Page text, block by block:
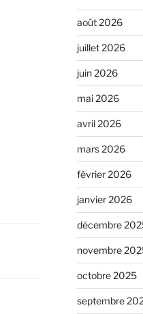
août 2026
juillet 2026
juin 2026
mai 2026
avril 2026
mars 2026
février 2026
janvier 2026
décembre
novembre
octobre 2025
septembre